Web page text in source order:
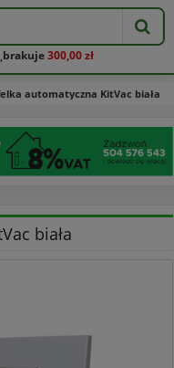
brakuje300,00 zł
automatyczna KitVac biała
biała